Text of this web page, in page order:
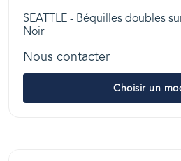
SEATTLE - Béquilles doubles
Noir
Nous contacter
Choisir un